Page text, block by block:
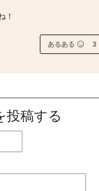
！
あるある 3
投稿する